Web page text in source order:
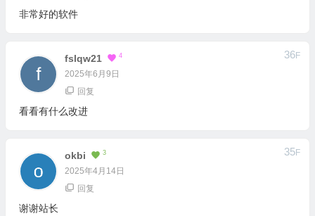
非常好的软件
Fslqw21 4
2025年6月9日
36F
回复
看看有什么改进
Okbi 3
2025年4月14日
35F
回复
谢谢站长